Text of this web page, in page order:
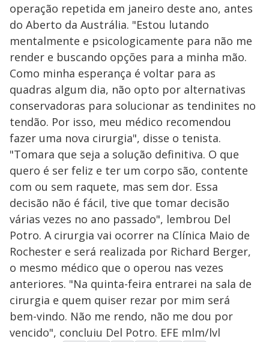
operação repetida em janeiro deste ano, antes
do Aberto da Austrália. "Estou lutando
mentalmente e psicologicamente para não me
render e buscando opções para a minha mão.
Como minha esperança é voltar para as
quadras algum dia, não opto por alternativas
conservadoras para solucionar as tendinites no
tendão. Por isso, meu médico recomendou
fazer uma nova cirurgia", disse o tenista.
"Tomara que seja a solução definitiva. O que
quero é ser feliz e ter um corpo são, contente
com ou sem raquete, mas sem dor. Essa
decisão não é fácil, tive que tomar decisão
várias vezes no ano passado", lembrou Del
Potro. A cirurgia vai ocorrer na Clínica Maio de
Rochester e será realizada por Richard Berger,
o mesmo médico que o operou nas vezes
anteriores. "Na quinta-feira entrarei na sala de
cirurgia e quem quiser rezar por mim será
bem-vindo. Não me rendo, não me dou por
vencido", concluiu Del Potro. EFE mlm/lvl